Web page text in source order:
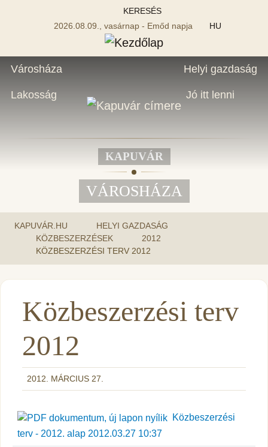
KERESÉS
2026.08.09., vasárnap - Emőd napja
HU
Városháza
Lakosság
Helyi gazdaság
Jó itt lenni
KAPUVÁR
VÁROSHÁZA
KAPUVÁR.HU
HELYI GAZDASÁG
KÖZBESZERZÉSEK
2012
KÖZBESZERZÉSI TERV 2012
Közbeszerzési terv
2012
2012. MÁRCIUS 27.
Közbeszerzési
terv - 2012. alap 2012.03.27 10:37